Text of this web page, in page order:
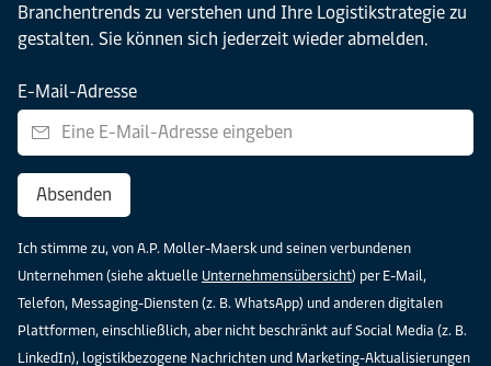
Branchentrends zu verstehen und Ihre Logistikstrategie zu
gestalten. Sie können sich jederzeit wieder abmelden.
E-Mail-Adresse
Absenden
Ich stimme zu, von A.P. Moller-Maersk und seinen verbundenen
Unternehmen (siehe aktuelle Unternehmensübersicht) per E-Mail,
Telefon, Messaging-Diensten (z. B. WhatsApp) und anderen digitalen
Plattformen, einschließlich, aber nicht beschränkt auf Social Media (z. B.
LinkedIn), logistikbezogene Nachrichten und Marketing-Aktualisierungen